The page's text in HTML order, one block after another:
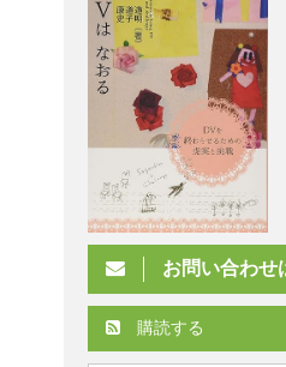
お問い合わせ
購読する